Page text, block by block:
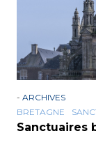
- ARCHIVES
BRETAGNE
Sanctuaires